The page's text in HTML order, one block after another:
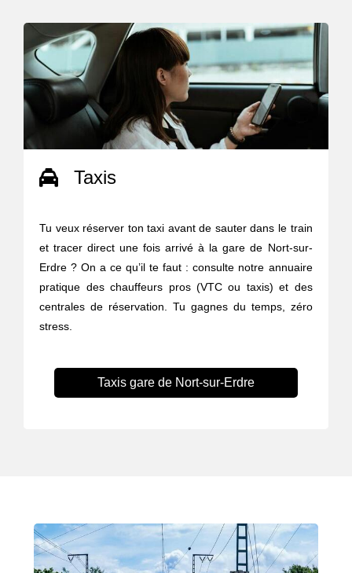
Taxis
Tu veux réserver ton taxi avant de sauter dans le train
et tracer direct une fois arrivé à la gare de Nort-sur-
Erdre ? On a ce qu’il te faut : consulte notre annuaire
pratique des chauffeurs pros (VTC ou taxis) et des
centrales de réservation. Tu gagnes du temps, zéro
stress.
Taxis gare de Nort-sur-Erdre